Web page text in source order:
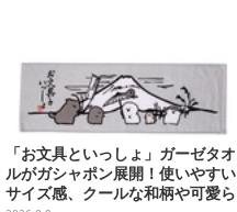
「お文具といっしょ」ガーゼタオ
ルがガシャポン展開！使いやすい
サイズ感、クールな和柄や可愛ら